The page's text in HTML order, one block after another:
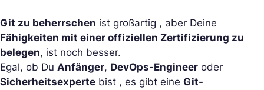
Git zu beherrschen ist großartig , aber Deine
Fähigkeiten mit einer offiziellen Zertifizierung zu
belegen, ist noch besser.
Egal, ob Du Anfänger, DevOps-Engineer oder
Sicherheitsexperte bist , es gibt eine Git-